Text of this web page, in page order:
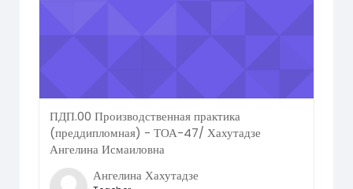
ПДП.00 Производственная практика
(преддипломная) - ТОА-47/ Хахутадзе
Ангелина Исмаиловна
Ангелина Хахутадзе